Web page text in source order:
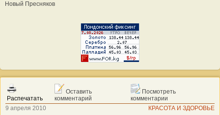
Новый Пресняков
Распечатать
Оставить
комментарий
Посмотреть
комментарии
9 апреля 2010
КРАСОТА И ЗДОРОВЬЕ